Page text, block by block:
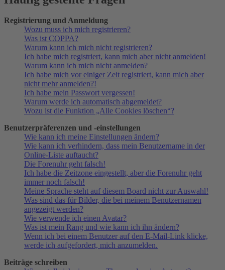
Registrierung und Anmeldung
Wozu muss ich mich registrieren?
Was ist COPPA?
Warum kann ich mich nicht registrieren?
Ich habe mich registriert, kann mich aber nicht anmelden!
Warum kann ich mich nicht anmelden?
Ich habe mich vor einiger Zeit registriert, kann mich aber
nicht mehr anmelden?!
Ich habe mein Passwort vergessen!
Warum werde ich automatisch abgemeldet?
Wozu ist die Funktion „Alle Cookies löschen“?
Benutzerpräferenzen und -einstellungen
Wie kann ich meine Einstellungen ändern?
Wie kann ich verhindern, dass mein Benutzername in der
Online-Liste auftaucht?
Die Forenuhr geht falsch!
Ich habe die Zeitzone eingestellt, aber die Forenuhr geht
immer noch falsch!
Meine Sprache steht auf diesem Board nicht zur Auswahl!
Was sind das für Bilder, die bei meinem Benutzernamen
angezeigt werden?
Wie verwende ich einen Avatar?
Was ist mein Rang und wie kann ich ihn ändern?
Wenn ich bei einem Benutzer auf den E-Mail-Link klicke,
werde ich aufgefordert, mich anzumelden.
Beiträge schreiben